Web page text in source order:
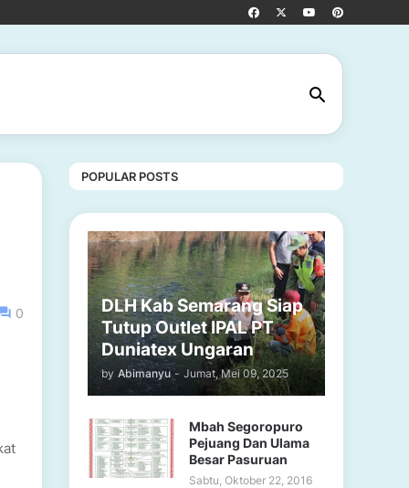
0
POPULAR POSTS
DLH Kab Semarang Siap
Tutup Outlet IPAL PT
Duniatex Ungaran
by Abimanyu - Jumat, Mei 09, 2025
Mbah Segoropuro
Pejuang Dan Ulama
Besar Pasuruan
Sabtu, Oktober 22, 2016